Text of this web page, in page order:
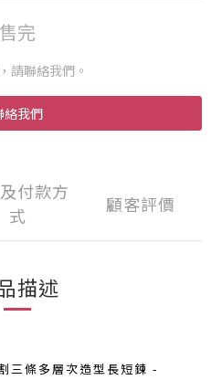
售完
請聯絡我們。
絡我們
付款方
式
顧客評價
描述
三條多層次造型長短鍊 -